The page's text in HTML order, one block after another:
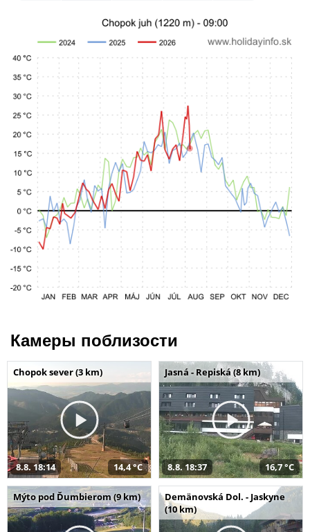
Камеры поблизости
Chopok sever (3 km)
8.8. 18:14 14,4 °C
Jasná - Repiská (8 km)
8.8. 18:37 16,7 °C
Mýto pod Ďumbierom (9 km)
Demänovská Dol. - Jaskyne
(10 km)